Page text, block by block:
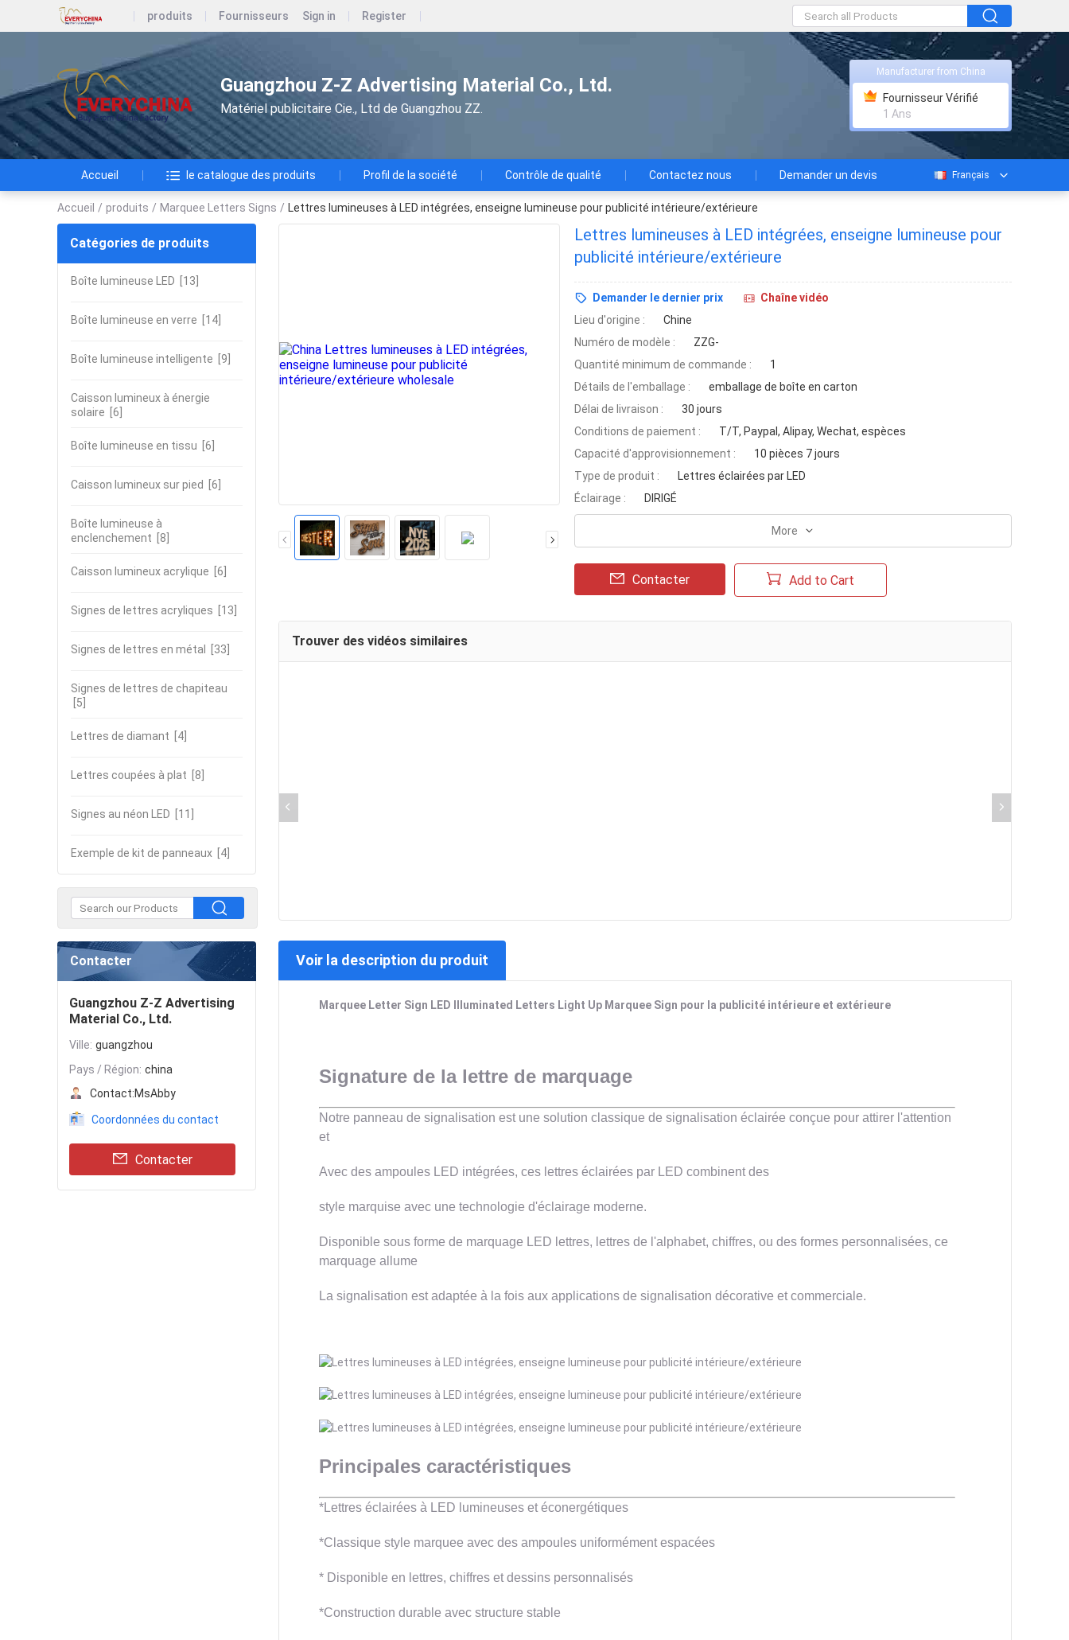
produits Fournisseurs Sign in Register
Guangzhou Z-Z Advertising Material Co., Ltd.
Matériel publicitaire Cie., Ltd de Guangzhou ZZ.
Manufacturer from China
Fournisseur Vérifié
1 Ans
Accueil le catalogue des produits Profil de la société Contrôle de qualité Contactez nous Demander un devis Français
Accueil / produits / Marquee Letters Signs / Lettres lumineuses à LED intégrées, enseigne lumineuse pour publicité intérieure/extérieure
Catégories de produits
Boîte lumineuse LED [13]
Boîte lumineuse en verre [14]
Boîte lumineuse intelligente [9]
Caisson lumineux à énergie
solaire [6]
Boîte lumineuse en tissu [6]
Caisson lumineux sur pied [6]
Boîte lumineuse à
enclenchement [8]
Caisson lumineux acrylique [6]
Signes de lettres acryliques [13]
Signes de lettres en métal [33]
Signes de lettres de chapiteau
[5]
Lettres de diamant [4]
Lettres coupées à plat [8]
Signes au néon LED [11]
Exemple de kit de panneaux [4]
Contacter
Guangzhou Z-Z Advertising
Material Co., Ltd.
Ville: guangzhou
Pays / Région: china
Contact:MsAbby
Coordonnées du contact
Contacter
Lettres lumineuses à LED intégrées, enseigne lumineuse pour
publicité intérieure/extérieure
Demander le dernier prix
Chaîne vidéo
Lieu d'origine :
Chine
Numéro de modèle :
ZZG-
Quantité minimum de commande :
1
Détails de l'emballage :
emballage de boîte en carton
Délai de livraison :
30 jours
Conditions de paiement :
T/T, Paypal, Alipay, Wechat, espèces
Capacité d'approvisionnement :
10 pièces 7 jours
Type de produit :
Lettres éclairées par LED
Éclairage :
DIRIGÉ
More
Contacter Add to Cart
Trouver des vidéos similaires
Voir la description du produit
Marquee Letter Sign LED Illuminated Letters Light Up Marquee Sign pour la publicité intérieure et extérieure
Signature de la lettre de marquage
Notre panneau de signalisation est une solution classique de signalisation éclairée conçue pour attirer l'attention
et
Avec des ampoules LED intégrées, ces lettres éclairées par LED combinent des
style marquise avec une technologie d'éclairage moderne.
Disponible sous forme de marquage LED lettres, lettres de l'alphabet, chiffres, ou des formes personnalisées, ce
marquage allume
La signalisation est adaptée à la fois aux applications de signalisation décorative et commerciale.
Principales caractéristiques
*Lettres éclairées à LED lumineuses et éconergétiques
*Classique style marquee avec des ampoules uniformément espacées
* Disponible en lettres, chiffres et dessins personnalisés
*Construction durable avec structure stable